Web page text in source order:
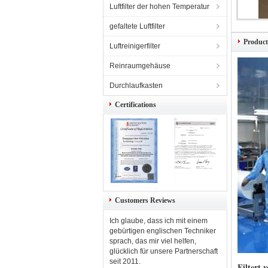
Luftfilter der hohen Temperatur
gefaltete Luftfilter
Luftreinigerfilter
Reinraumgehäuse
Durchlaufkasten
Certifications
Customers Reviews
Ich glaube, dass ich mit einem
gebürtigen englischen Techniker
sprach, das mir viel helfen,
glücklich für unsere Partnerschaft
seit 2011.